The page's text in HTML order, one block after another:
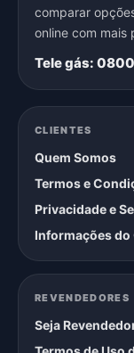
comparar
online com mais
Tele gás:
CLIENTES
Quem Somos
Termos e
Privacidade e
Informações do
REVENDEDORES
Seja